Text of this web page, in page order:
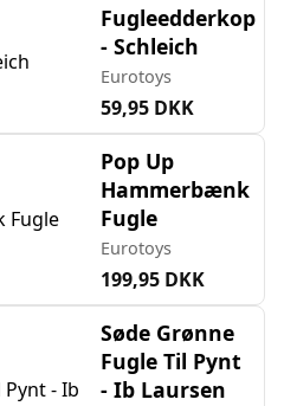
Fugleedderkop
- Schleich
Eurotoys
59,95 DKK
Pop Up
Hammerbænk
Fugle
Eurotoys
199,95 DKK
Søde Grønne
Fugle Til Pynt
- Ib Laursen